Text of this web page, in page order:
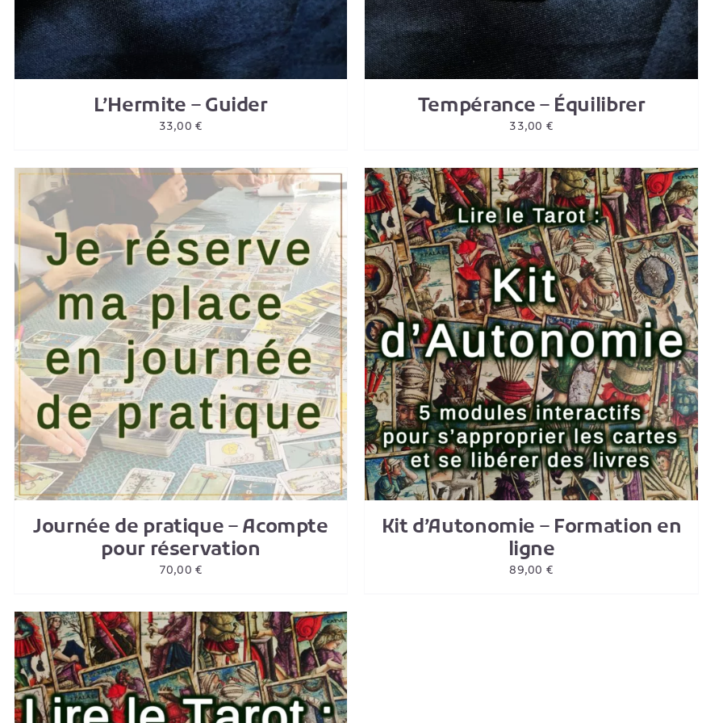
L’Hermite – Guider
33,00 €
Tempérance – Équilibrer
33,00 €
Journée de pratique – Acompte
pour réservation
70,00 €
AJOUTER AU PANIER / DETAILS
Kit d’Autonomie – Formation en
ligne
89,00 €